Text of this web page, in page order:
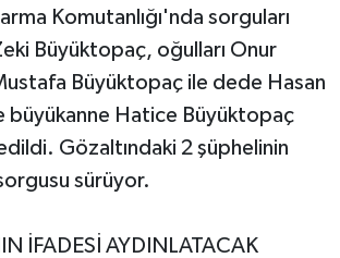
Komutanlığı'nda sorguları
Büyüktopaç, oğulları Onur
Büyüktopaç ile dede Hasan
büyükanne Hatice Büyüktopaç
Gözaltındaki 2 şüphelinin
sürüyor.
İFADESİ AYDINLATACAK